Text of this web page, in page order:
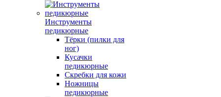
Инструменты
педикюрные
Тёрки (пилки для
ног)
Кусачки
педикюрные
Скребки для кожи
Ножницы
педикюрные